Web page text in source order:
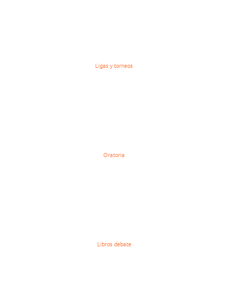
Ligas y torneos
Oratoria
Libros debate